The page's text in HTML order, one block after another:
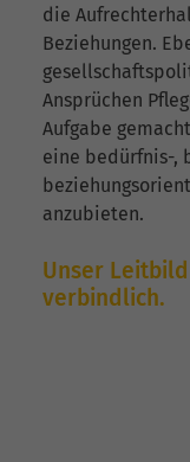
die
Beziehungen.
Ansprüchen
Aufgabe
eine bedürfnis-,
anzubieten.
Unser
verbindlich.